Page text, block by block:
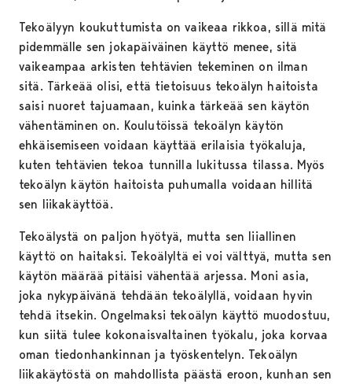
Tekoälyyn koukuttumista on vaikeaa rikkoa, sillä mitä
pidemmälle sen jokapäiväinen käyttö menee, sitä
vaikeampaa arkisten tehtävien tekeminen on ilman
sitä. Tärkeää olisi, että tietoisuus tekoälyn haitoista
saisi nuoret tajuamaan, kuinka tärkeää sen käytön
vähentäminen on. Koulutöissä tekoälyn käytön
ehkäisemiseen voidaan käyttää erilaisia työkaluja,
kuten tehtävien tekoa tunnilla lukitussa tilassa. Myös
tekoälyn käytön haitoista puhumalla voidaan hillitä
sen liikakäyttöä.
Tekoälystä on paljon hyötyä, mutta sen liiallinen
käyttö on haitaksi. Tekoälyltä ei voi välttyä, mutta sen
käytön määrää pitäisi vähentää arjessa. Moni asia,
joka nykypäivänä tehdään tekoälyllä, voidaan hyvin
tehdä itsekin. Ongelmaksi tekoälyn käyttö muodostuu,
kun siitä tulee kokonaisvaltainen työkalu, joka korvaa
oman tiedonhankinnan ja työskentelyn. Tekoälyn
liikakäytöstä on mahdollista päästä eroon, kunhan sen